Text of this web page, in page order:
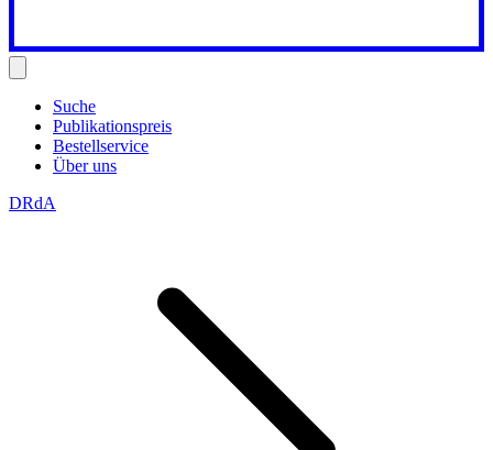
Suche
Publikationspreis
Bestellservice
Über uns
DRdA